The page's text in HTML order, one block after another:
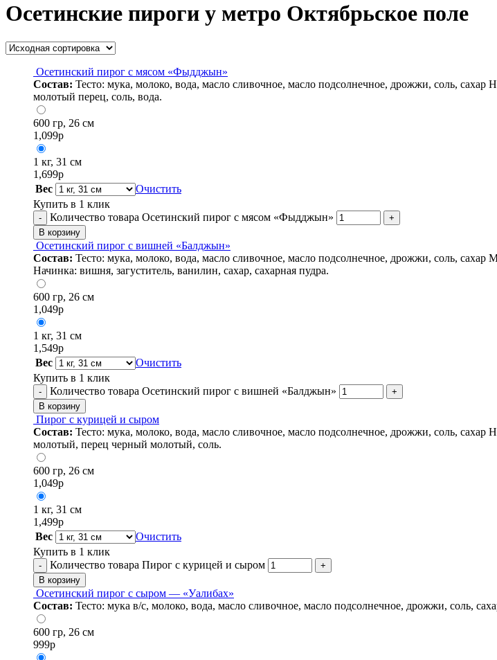
Осетинские пироги у метро Октябрьское поле
Осетинский пирог с мясом «Фыдджын»
Состав: Тесто: мука, молоко, вода, масло сливочное, масло подсолнечное, дрожжи, соль,
молотый перец, соль, вода.
600 гр, 26 см
1,099р
1 кг, 31 см
1,699р
Вес
Очистить
Купить в 1 клик
- Количество товара Осетинский пирог с мясом «Фыдджын»
+
В корзину
Осетинский пирог с вишней «Балджын»
Состав: Тесто: мука, молоко, вода, масло сливочное, масло подсолнечное, дрожжи, соль,
Начинка: вишня, загуститель, ванилин, сахар, сахарная пудра.
600 гр, 26 см
1,049р
1 кг, 31 см
1,549р
Вес
Очистить
Купить в 1 клик
- Количество товара Осетинский пирог с вишней «Балджын»
+
В корзину
Пирог с курицей и сыром
Состав: Тесто: мука, молоко, вода, масло сливочное, масло подсолнечное, дрожжи, соль,
молотый, перец черный молотый, соль.
600 гр, 26 см
1,049р
1 кг, 31 см
1,499р
Вес
Очистить
Купить в 1 клик
- Количество товара Пирог с курицей и сыром
+
В корзину
Осетинский пирог с сыром — «Уалибах»
Состав: Тесто: мука в/с, молоко, вода, масло сливочное, масло подсолнечное, дрожжи, соль,
600 гр, 26 см
999р